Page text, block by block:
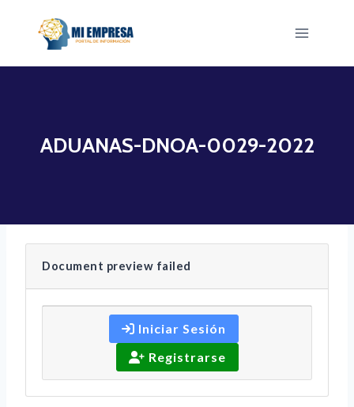
ADUANAS-DNOA-0029-2022
Document preview failed
Iniciar Sesión
Registrarse